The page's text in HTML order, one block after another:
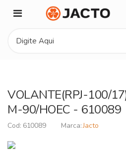
VOLANTE(RPJ-100/
M-90/HOEC - 610089
610089 Jacto